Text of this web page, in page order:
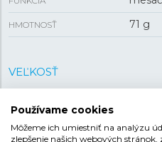
HMOTNOSŤ 71 g
VEĽKOSŤ
HRÚBKA 7,65
Používame cookies
Môžeme ich umiestniť na analýzu
zlepšenie našich webových